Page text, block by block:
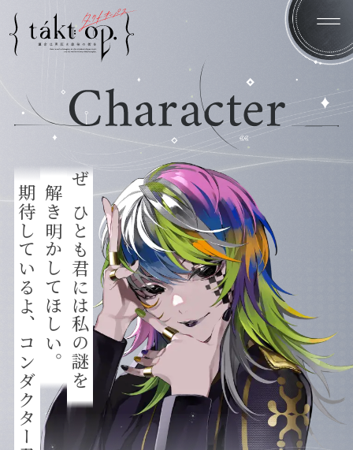
Home
News
Introduction
System
Character
Staff/Cast
Products
Gallery
Special
ぜひとも君には私の謎を
解き明かしてほしい。
期待しているよ、コンダクター君。